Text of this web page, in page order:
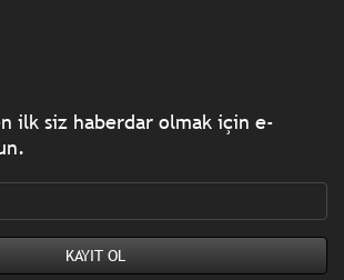
ilk siz haberdar olmak için e-